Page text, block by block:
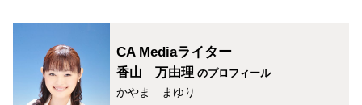
CA Mediaライター
香山 万由理 のプロフィール
かやま まゆり